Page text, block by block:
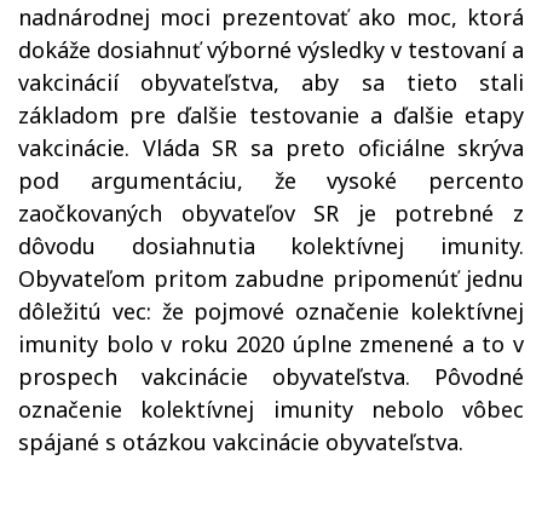
nadnárodnej moci prezentovať ako moc, ktorá
dokáže dosiahnuť výborné výsledky v testovaní a
vakcinácií obyvateľstva, aby sa tieto stali
základom pre ďalšie testovanie a ďalšie etapy
vakcinácie. Vláda SR sa preto oficiálne skrýva
pod argumentáciu, že vysoké percento
zaočkovaných obyvateľov SR je potrebné z
dôvodu dosiahnutia kolektívnej imunity.
Obyvateľom pritom zabudne pripomenúť jednu
dôležitú vec: že pojmové označenie kolektívnej
imunity bolo v roku 2020 úplne zmenené a to v
prospech vakcinácie obyvateľstva. Pôvodné
označenie kolektívnej imunity nebolo vôbec
spájané s otázkou vakcinácie obyvateľstva.